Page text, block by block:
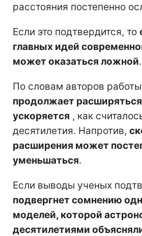
расстояния постепенно
Если это подтвердится, то
главных идей
может оказаться ложной.
По словам авторов
продолжает
ускоряется , как
десятилетия. Напротив,
расширения может
уменьшаться.
Если выводы ученых
подвергнет сомнению
моделей, которой
десятилетиями